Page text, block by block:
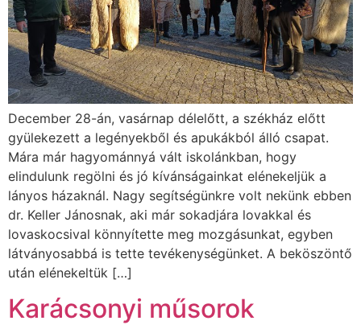
December 28-án, vasárnap délelőtt, a székház előtt
gyülekezett a legényekből és apukákból álló csapat.
Mára már hagyománnyá vált iskolánkban, hogy
elindulunk regölni és jó kívánságainkat elénekeljük a
lányos házaknál. Nagy segítségünkre volt nekünk ebben
dr. Keller Jánosnak, aki már sokadjára lovakkal és
lovaskocsival könnyítette meg mozgásunkat, egyben
látványosabbá is tette tevékenységünket. A beköszöntő
után elénekeltük […]
Karácsonyi műsorok